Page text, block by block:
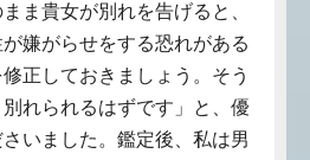
ま貴女が別れを告げると、
嫌がらせをする恐れがある
正しておきましょう。そう
れられるはずです」と、優
いました。鑑定後、私は男